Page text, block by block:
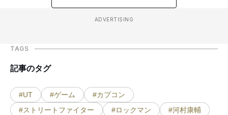
ADVERTISING
TAGS
記事のタグ
#UT #ゲーム
#カプコン
#ストリートファイター
#ロックマン
#河村康輔